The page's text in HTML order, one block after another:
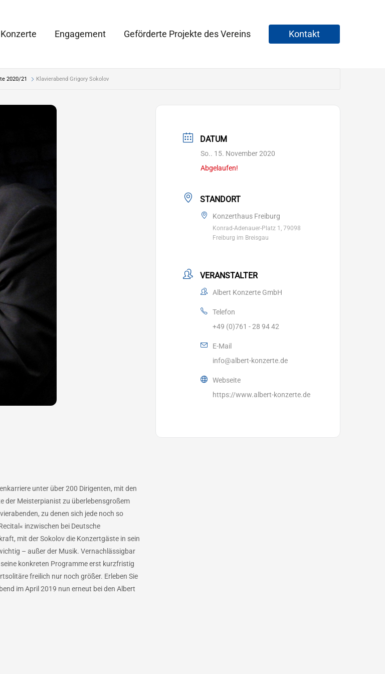
Engagement Geförderte Projekte des Vereins Kontakt
2020/21 Klavierabend Grigory Sokolov
unter über 200 Dirigenten, mit den
der Meisterpianist zu überlebensgroßem
zu denen sich jede noch so
inzwischen bei Deutsche
mit der Sokolov die Konzertgäste in sein
– außer der Musik. Vernachlässigbar
konkreten Programme erst kurzfristig
freilich nur noch größer. Erleben Sie
im April 2019 nun erneut bei den Albert
DATUM
So.. 15. November 2020
Abgelaufen!
STANDORT
Konzerthaus Freiburg
Konrad-Adenauer-Platz 1, 79098
Freiburg im Breisgau
VERANSTALTER
Albert Konzerte GmbH
Telefon
+49 (0)761 - 28 94 42
E-Mail
info@albert-konzerte.de
Webseite
https://www.albert-konzerte.de